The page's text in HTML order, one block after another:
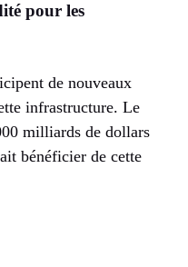
pour les
de nouveaux
infrastructure. Le
milliards de dollars
bénéficier de cette